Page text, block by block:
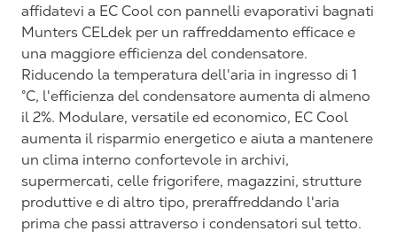
affidatevi a EC Cool con pannelli evaporativi bagnati
Munters CELdek per un raffreddamento efficace e
una maggiore efficienza del condensatore.
Riducendo la temperatura dell'aria in ingresso di 1
°C, l'efficienza del condensatore aumenta di almeno
il 2%. Modulare, versatile ed economico, EC Cool
aumenta il risparmio energetico e aiuta a mantenere
un clima interno confortevole in archivi,
supermercati, celle frigorifere, magazzini, strutture
produttive e di altro tipo, preraffreddando l'aria
prima che passi attraverso i condensatori sul tetto.